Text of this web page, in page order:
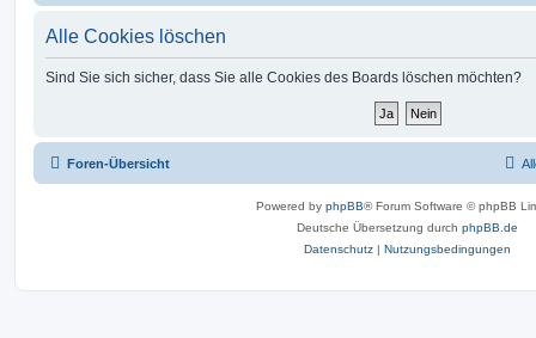
Alle Cookies löschen
Sind Sie sich sicher, dass Sie alle Cookies des Boards löschen möchten?
Foren-Übersicht
Powered by phpBB® Forum Software © phpBB
Deutsche Übersetzung durch phpBB.de
Datenschutz | Nutzungsbedingungen